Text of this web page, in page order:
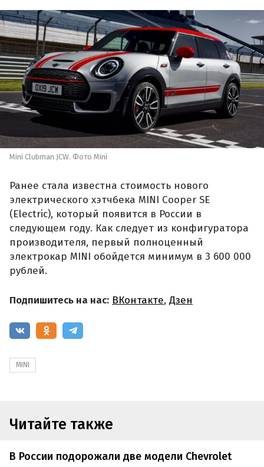
Mini Clubman JCW. Фото Mini
Ранее стала известна стоимость нового
электрического хэтчбека MINI Cooper SE
(Electric), который появится в России в
следующем году. Как следует из конфигуратора
производителя, первый полноценный
электрокар MINI обойдется минимум в 3 600 000
рублей.
Подпишитесь на нас: ВКонтакте, Дзен
MINI
Читайте также
В России подорожали две модели Chevrolet